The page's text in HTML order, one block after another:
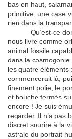
bas en haut,
primitive, une case
rien dans la
Qu’est-ce
nous livre comme
animal fossile
dans la
les quatre éléments
commencerait là,
finement polie, le
et bouche fermés
encore ! Je suis
regarder. Il n’a pas
discret sourire à la
astrale du portrait